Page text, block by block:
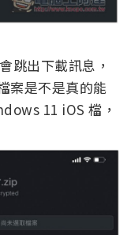
跳出下載訊息，
案是不是真的能
11 iOS 檔，